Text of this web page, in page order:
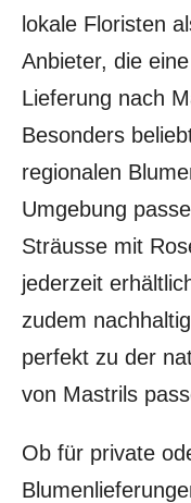
lokale Floristen
Anbieter, die
Lieferung nach
Besonders
regionalen
Umgebung
Sträusse mit
jederzeit
zudem
perfekt zu der
von Mastrils
Ob für private